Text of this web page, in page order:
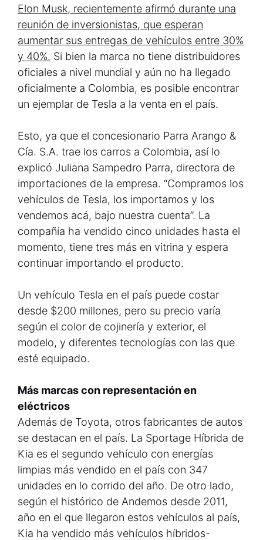
Elon Musk, recientemente afirmó durante una
reunión de inversionistas, que esperan
aumentar sus entregas de vehículos entre 30%
y 40%. Si bien la marca no tiene distribuidores
oficiales a nivel mundial y aún no ha llegado
oficialmente a Colombia, es posible encontrar
un ejemplar de Tesla a la venta en el país.
Esto, ya que el concesionario Parra Arango &
Cía. S.A. trae los carros a Colombia, así lo
explicó Juliana Sampedro Parra, directora de
importaciones de la empresa. “Compramos los
vehículos de Tesla, los importamos y los
vendemos acá, bajo nuestra cuenta”. La
compañía ha vendido cinco unidades hasta el
momento, tiene tres más en vitrina y espera
continuar importando el producto.
Un vehículo Tesla en el país puede costar
desde $200 millones, pero su precio varía
según el color de cojinería y exterior, el
modelo, y diferentes tecnologías con las que
esté equipado.
Más marcas con representación en
eléctricos
Además de Toyota, otros fabricantes de autos
se destacan en el país. La Sportage Híbrida de
Kia es el segundo vehículo con energías
limpias más vendido en el país con 347
unidades en lo corrido del año. De otro lado,
según el histórico de Andemos desde 2011,
año en el que llegaron estos vehículos al país,
Kia ha vendido más vehículos híbridos-